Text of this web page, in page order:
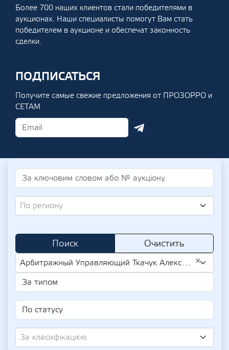
Более 700 наших клиентов стали победителями в
аукционах. Наши специалисты помогут Вам стать
победителем в аукционе и обеспечат законность
сделки.
ПОДПИСАТЬСЯ
Получите самые свежие предложения от ПРОЗОРРО и
СЕТАМ
По региону
Поиск Очистить
×
Арбитражный Управляющий Ткачук Александр Викторович (UA-IPN 3155628273)
За класифікацією